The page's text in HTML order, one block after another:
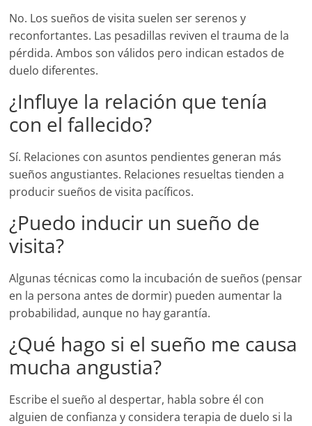
No. Los sueños de visita suelen ser serenos y
reconfortantes. Las pesadillas reviven el trauma de la
pérdida. Ambos son válidos pero indican estados de
duelo diferentes.
¿Influye la relación que tenía
con el fallecido?
Sí. Relaciones con asuntos pendientes generan más
sueños angustiantes. Relaciones resueltas tienden a
producir sueños de visita pacíficos.
¿Puedo inducir un sueño de
visita?
Algunas técnicas como la incubación de sueños (pensar
en la persona antes de dormir) pueden aumentar la
probabilidad, aunque no hay garantía.
¿Qué hago si el sueño me causa
mucha angustia?
Escribe el sueño al despertar, habla sobre él con
alguien de confianza y considera terapia de duelo si la